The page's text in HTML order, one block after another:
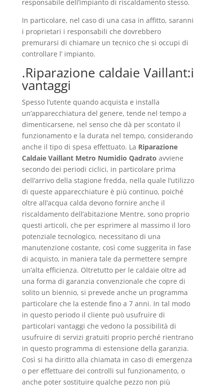
responsabile dell’impianto di riscaldamento stesso.
In particolare, nel caso di una casa in affitto, saranni
i proprietari i responsabili che dovrebbero
premurarsi di chiamare un tecnico che si occupi di
controllare l’ impianto.
.Riparazione caldaie Vaillant:i
vantaggi
Spesso l’utente quando acquista e installa
un’apparecchiatura del genere, tende nel tempo a
dimenticarsene, nel senso che dà per scontato il
funzionamento e la durata nel tempo, considerando
anche il tipo di spesa effettuato. La Riparazione
Caldaie Vaillant Metro Numidio Qadrato avviene
secondo dei periodi ciclici, in particolare prima
dell’arrivo della stagione fredda, nella quale l’utilizzo
di queste apparecchiature è più continuo, poiché
oltre all’acqua calda devono fornire anche il
riscaldamento dell’abitazione Mentre, sono proprio
questi articoli, che per esprimere al massimo il loro
potenziale tecnologico, necessitano di una
manutenzione costante, così come suggerita in fase
di acquisto, in maniera tale da permettere sempre
un’alta efficienza. Oltretutto per le caldaie oltre ad
una forma di garanzia convenzionale che copre di
solito un biennio, si prevede anche un programma
particolare che la estende fino a 7 anni. In tal modo
in questo periodo il cliente può usufruire di
particolari vantaggi che vedono la possibilità di
usufruire di servizi gratuiti proprio perché rientrano
in questo programma di estensione della garanzia.
Così si ha diritto alla chiamata in caso di emergenza
o per effettuare dei controlli sul funzionamento, o
anche poter sostituire qualche pezzo non più